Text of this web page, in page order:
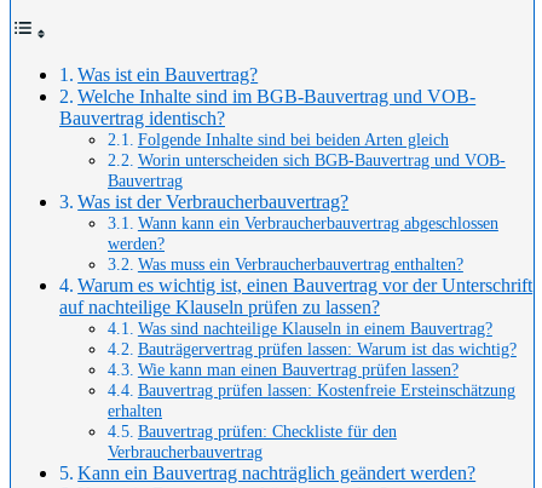
Was ist ein Bauvertrag?
Welche Inhalte sind im BGB-Bauvertrag und VOB-
Bauvertrag identisch?
Folgende Inhalte sind bei beiden Arten gleich
Worin unterscheiden sich BGB-Bauvertrag und VOB-
Bauvertrag
Was ist der Verbraucherbauvertrag?
Wann kann ein Verbraucherbauvertrag abgeschlossen
werden?
Was muss ein Verbraucherbauvertrag enthalten?
Warum es wichtig ist, einen Bauvertrag vor der Unterschrift
auf nachteilige Klauseln prüfen zu lassen?
Was sind nachteilige Klauseln in einem Bauvertrag?
Bauträgervertrag prüfen lassen: Warum ist das wichtig?
Wie kann man einen Bauvertrag prüfen lassen?
Bauvertrag prüfen lassen: Kostenfreie Ersteinschätzung
erhalten
Bauvertrag prüfen: Checkliste für den
Verbraucherbauvertrag
Kann ein Bauvertrag nachträglich geändert werden?